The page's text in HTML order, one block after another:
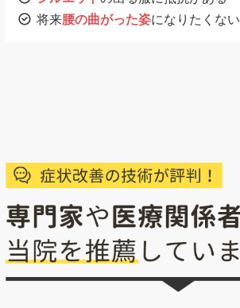
将来腰の曲がった姿になりたくない